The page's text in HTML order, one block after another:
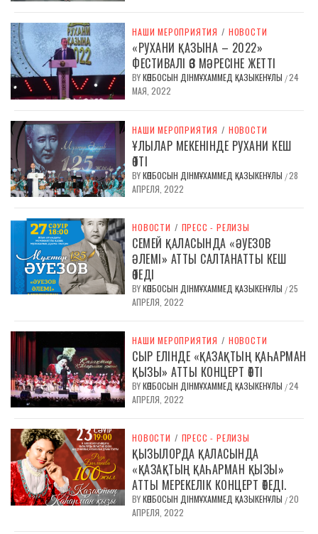
НАШИ МЕРОПРИЯТИЯ / НОВОСТИ
«РУХАНИ ҚАЗЫНА – 2022»
ФЕСТИВАЛІ ӨЗ МӘРЕСІНЕ ЖЕТТІ
BYКӨПБОСЫН ДІНМҰХАММЕД ҚАЗЫКЕНҰЛЫ /24
МАЯ, 2022
НАШИ МЕРОПРИЯТИЯ / НОВОСТИ
ҰЛЫЛАР МЕКЕНІНДЕ РУХАНИ КЕШ
ӨТТІ
BYКӨПБОСЫН ДІНМҰХАММЕД ҚАЗЫКЕНҰЛЫ /28
АПРЕЛЯ, 2022
НОВОСТИ / ПРЕСС - РЕЛИЗЫ
СЕМЕЙ ҚАЛАСЫНДА «ӘУЕЗОВ
ӘЛЕМІ» АТТЫ САЛТАНАТТЫ КЕШ
ӨТЕДІ
BYКӨПБОСЫН ДІНМҰХАММЕД ҚАЗЫКЕНҰЛЫ /25
АПРЕЛЯ, 2022
НАШИ МЕРОПРИЯТИЯ / НОВОСТИ
СЫР ЕЛІНДЕ «ҚАЗАҚТЫҢ ҚАҺАРМАН
ҚЫЗЫ» АТТЫ КОНЦЕРТ ӨТТІ
BYКӨПБОСЫН ДІНМҰХАММЕД ҚАЗЫКЕНҰЛЫ /24
АПРЕЛЯ, 2022
НОВОСТИ / ПРЕСС - РЕЛИЗЫ
ҚЫЗЫЛОРДА ҚАЛАСЫНДА
«ҚАЗАҚТЫҢ ҚАҺАРМАН ҚЫЗЫ»
АТТЫ МЕРЕКЕЛІК КОНЦЕРТ ӨТЕДІ.
BYКӨПБОСЫН ДІНМҰХАММЕД ҚАЗЫКЕНҰЛЫ /20
АПРЕЛЯ, 2022